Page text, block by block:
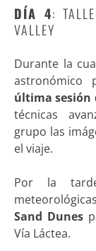
DÍA 4:
VALLEY
Durante la
astronómico
última sesión
técnicas
grupo las
el viaje.
Por la
Sand Dunes
Vía Láctea.